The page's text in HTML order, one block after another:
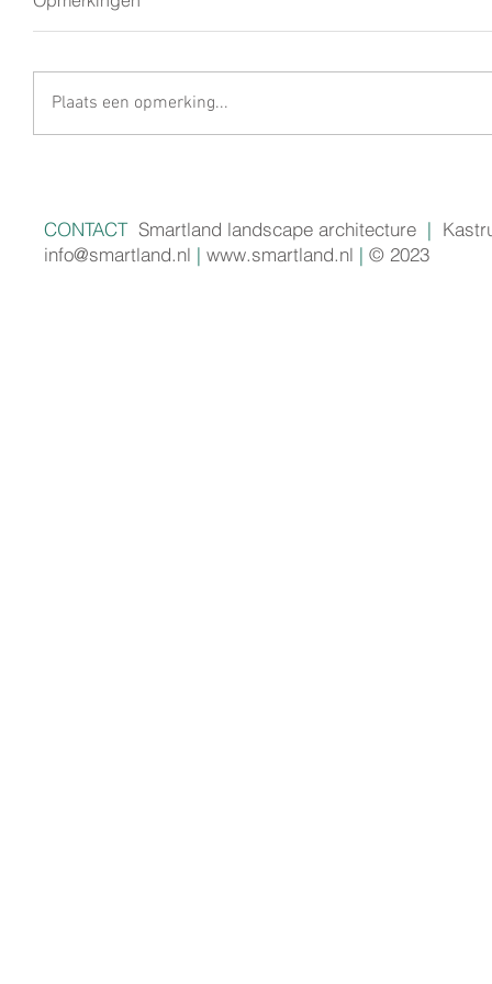
Plaats een opmerking...
CONTACTSmartland landscape architecture |
info@smartland.nl | www.smartland.nl | © 2023